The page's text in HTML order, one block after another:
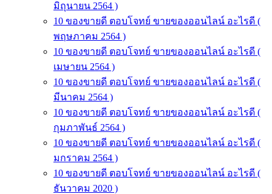
มิถุนายน 2564 )
10 ของขายดี ตอบโจทย์ ขายของออนไลน์ อะไรดี (
พฤษภาคม 2564 )
10 ของขายดี ตอบโจทย์ ขายของออนไลน์ อะไรดี (
เมษายน 2564 )
10 ของขายดี ตอบโจทย์ ขายของออนไลน์ อะไรดี (
มีนาคม 2564 )
10 ของขายดี ตอบโจทย์ ขายของออนไลน์ อะไรดี (
กุมภาพันธ์ 2564 )
10 ของขายดี ตอบโจทย์ ขายของออนไลน์ อะไรดี (
มกราคม 2564 )
10 ของขายดี ตอบโจทย์ ขายของออนไลน์ อะไรดี (
ธันวาคม 2020 )